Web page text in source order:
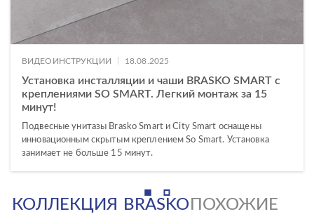
ВИДЕОИНСТРУКЦИИ 18.08.2025
Установка инсталляции и чаши BRASKO SMART с
креплениями SO SMART. Легкий монтаж за 15
минут!
Подвесные унитазы Brasko Smart и City Smart оснащены
инновационным скрытым креплением So Smart. Установка
занимает не больше 15 минут.
КОЛЛЕКЦИЯ BRASKO ПОХОЖИЕ